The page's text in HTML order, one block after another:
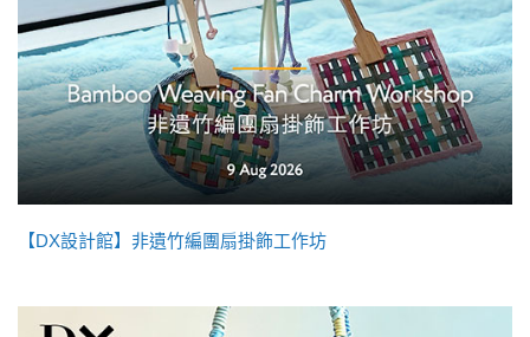
【DX設計館】非遺竹編團扇掛飾工作坊